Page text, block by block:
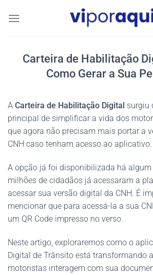
Carteira de Habilitação
Como Gerar a Sua
A Carteira de Habilitação Digital surgiu
principal de simplificar a vida dos
que agora não precisam mais portar a
CNH caso tenham acesso ao aplicativo.
A opção já foi disponibilizada há algum
milhões de cidadãos já acessaram a
acessar sua versão digital da CNH. É
mencionar que para acessá-la a sua
um QR Code impresso no verso.
Neste artigo, exploraremos como o
Digital de Trânsito está transformando
motoristas interagem com sua